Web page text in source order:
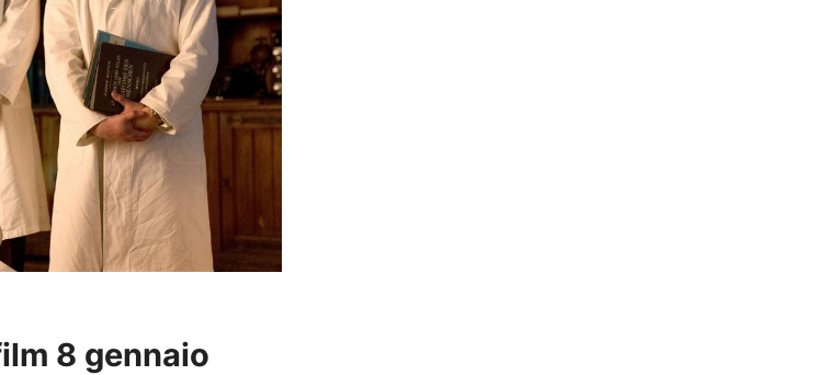
8 gennaio